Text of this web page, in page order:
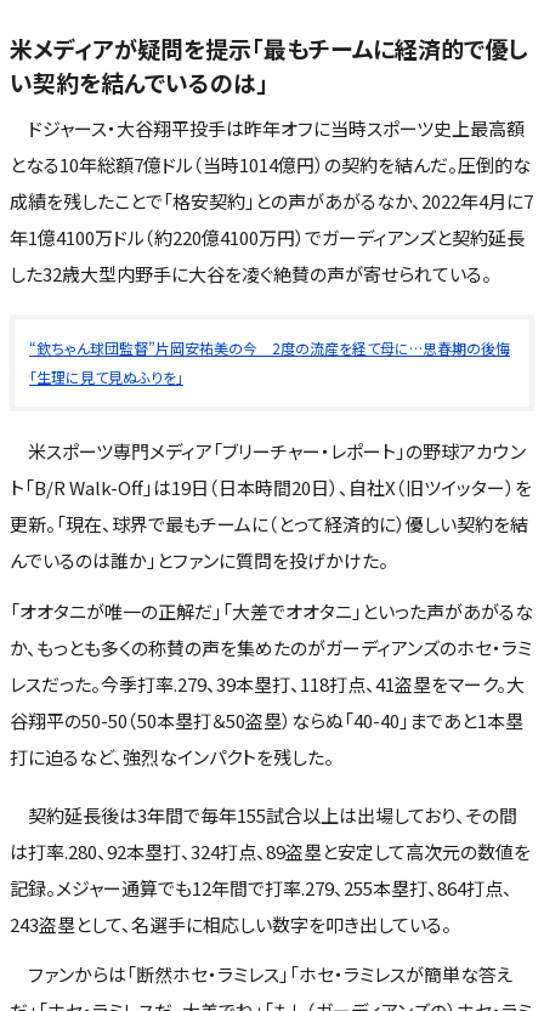
米メディアが疑問を提示「最もチームに経済的で優し
い契約を結んでいるのは」
ドジャース・大谷翔平投手は昨年オフに当時スポーツ史上最高額
となる10年総額7億ドル（当時1014億円）の契約を結んだ。圧倒的な
成績を残したことで「格安契約」との声があがるなか、2022年4月に7
年1億4100万ドル（約220億4100万円）でガーディアンズと契約延長
した32歳大型内野手に大谷を凌ぐ絶賛の声が寄せられている。
“欽ちゃん球団監督”片岡安祐美の今 2度の流産を経て母に…思春期の後悔
「生理に見て見ぬふりを」
米スポーツ専門メディア「ブリーチャー・レポート」の野球アカウン
ト「B/R Walk-Off」は19日（日本時間20日）、自社X（旧ツイッター）を
更新。「現在、球界で最もチームに（とって経済的に）優しい契約を結
んでいるのは誰か」とファンに質問を投げかけた。
「オオタニが唯一の正解だ」「大差でオオタニ」といった声があがるな
か、もっとも多くの称賛の声を集めたのがガーディアンズのホセ・ラミ
レスだった。今季打率.279、39本塁打、118打点、41盗塁をマーク。大
谷翔平の50-50（50本塁打＆50盗塁）ならぬ「40-40」まであと1本塁
打に迫るなど、強烈なインパクトを残した。
契約延長後は3年間で毎年155試合以上は出場しており、その間
は打率.280、92本塁打、324打点、89盗塁と安定して高次元の数値を
記録。メジャー通算でも12年間で打率.279、255本塁打、864打点、
243盗塁として、名選手に相応しい数字を叩き出している。
ファンからは「断然ホセ・ラミレス」「ホセ・ラミレスが簡単な答え